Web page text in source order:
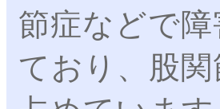
節症などで
ており、股